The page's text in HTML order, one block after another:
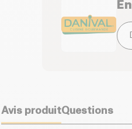
oeufs, lait, fruits à
Possibles traces
sésame,Lait,
dont acides gras
Glucides (g)
Au four : faire
Après ouverture, à
Avis produitQuestions